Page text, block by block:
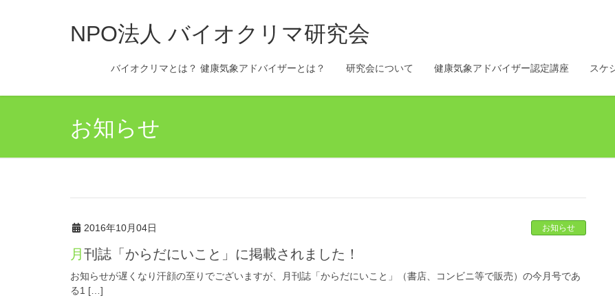
NPO法人 バイオクリマ研究会
バイオクリマとは？ 健康気象アドバイザーとは？ 研究会について 健康気象アドバイザー認定講座 スケ
お知らせ
2016年10月04日 お知らせ
月刊誌「からだにいこと」に掲載されました！
お知らせが遅くなり汗顔の至りでございますが、月刊誌「からだにいこと」（書店、コンビニ等で販売）の今月号であ
る1 […]